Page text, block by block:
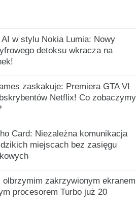
AI w stylu Nokia Lumia: Nowy
detoksu wkracza na
zaskakuje: Premiera GTA VI
Netflix! Co zobaczymy
Card: Niezależna komunikacja
miejscach bez zasięgu
olbrzymim zakrzywionym ekranem
procesorem Turbo już 20